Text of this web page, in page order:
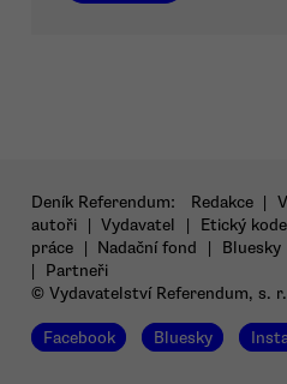
Deník Referendum: Redakce |
autoři | Vydavatel | Etický
práce | Nadační fond | Bluesky
|
Partneři
© Vydavatelství Referendum, s.
Facebook Bluesky